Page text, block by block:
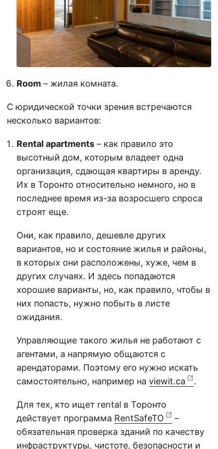
Room – жилая комната.
С юридической точки зрения встречаются
несколько вариантов:
Rental apartments – как правило это
высотный дом, которым владеет одна
организация, сдающая квартиры в аренду.
Их в Торонто относительно немного, но в
последнее время из-за возросшего спроса
строят еще.
Они, как правило, дешевле других
вариантов, но и состояние жилья и районы,
в которых они расположены, хуже, чем в
других случаях. И здесь попадаются
хорошие варианты, но, как правило, чтобы в
них попасть, нужно побыть в листе
ожидания.
Управляющие такого жилья не работают с
агентами, а напрямую общаются с
арендаторами. Поэтому его нужно искать
самостоятельно, например на viewit.ca .
Для тех, кто ищет rental в Торонто
действует программа RentSafeTO
–
обязательная проверка зданий по качеству
инфраструктуры, чистоте, безопасности и